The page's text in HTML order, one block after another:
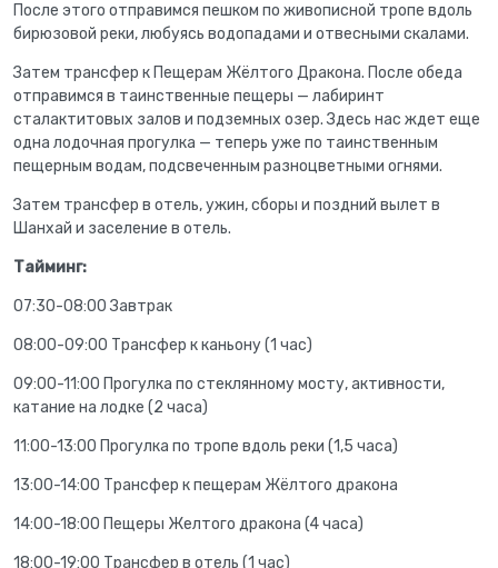
После этого отправимся пешком по живописной тропе вдоль
бирюзовой реки, любуясь водопадами и отвесными скалами.
Затем трансфер к Пещерам Жёлтого Дракона. После обеда
отправимся в таинственные пещеры — лабиринт
сталактитовых залов и подземных озер. Здесь нас ждет еще
одна лодочная прогулка — теперь уже по таинственным
пещерным водам, подсвеченным разноцветными огнями.
Затем трансфер в отель, ужин, сборы и поздний вылет в
Шанхай и заселение в отель.
Тайминг:
07:30-08:00 Завтрак
08:00-09:00 Трансфер к каньону (1 час)
09:00-11:00 Прогулка по стеклянному мосту, активности,
катание на лодке (2 часа)
11:00-13:00 Прогулка по тропе вдоль реки (1,5 часа)
13:00-14:00 Трансфер к пещерам Жёлтого дракона
14:00-18:00 Пещеры Желтого дракона (4 часа)
18:00-19:00 Трансфер в отель (1 час)